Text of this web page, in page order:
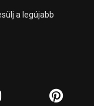
a legújabb